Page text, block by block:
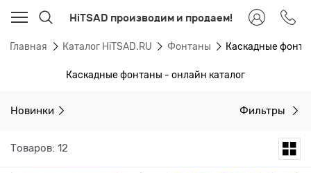
HiTSAD производим и продаем!
Главная Каталог HiTSAD.RU Фонтаны Каскадные
Каскадные фонтаны - онлайн каталог
Новинки Фильтры
Товаров: 12